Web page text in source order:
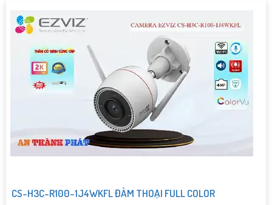
CS-H3C-R100-1J4WKFL ĐÀM THOẠI FULL COLOR